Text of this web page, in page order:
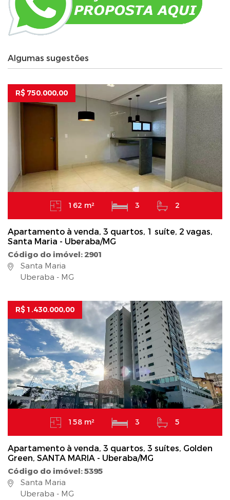
Algumas sugestões
R$ 750.000,00
162 m² 3 2
Apartamento à venda, 3 quartos, 1 suíte, 2 vagas,
Santa Maria - Uberaba/MG
Código do imóvel: 2901
Santa Maria
Uberaba - MG
R$ 1.430.000,00
158 m² 3 5
Apartamento à venda, 3 quartos, 3 suítes, Golden
Green, SANTA MARIA - Uberaba/MG
Código do imóvel: 5395
Santa Maria
Uberaba - MG